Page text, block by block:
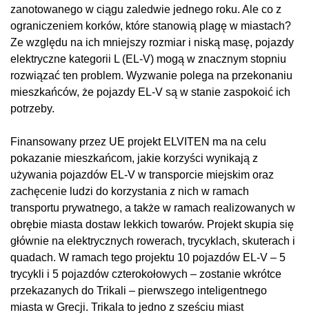
zanotowanego w ciągu zaledwie jednego roku. Ale co z
ograniczeniem korków, które stanowią plagę w miastach?
Ze względu na ich mniejszy rozmiar i niską masę, pojazdy
elektryczne kategorii L (EL-V) mogą w znacznym stopniu
rozwiązać ten problem. Wyzwanie polega na przekonaniu
mieszkańców, że pojazdy EL-V są w stanie zaspokoić ich
potrzeby.
Finansowany przez UE projekt ELVITEN ma na celu
pokazanie mieszkańcom, jakie korzyści wynikają z
używania pojazdów EL-V w transporcie miejskim oraz
zachęcenie ludzi do korzystania z nich w ramach
transportu prywatnego, a także w ramach realizowanych w
obrębie miasta dostaw lekkich towarów. Projekt skupia się
głównie na elektrycznych rowerach, trycyklach, skuterach i
quadach. W ramach tego projektu 10 pojazdów EL-V – 5
trycykli i 5 pojazdów czterokołowych – zostanie wkrótce
przekazanych do Trikali – pierwszego inteligentnego
miasta w Grecji. Trikala to jedno z sześciu miast